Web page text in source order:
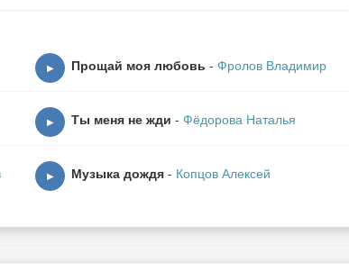
▶ Прощай моя любовь - Фролов Владимир
▶ Ты меня не жди - Фёдорова Наталья
▶ Музыка дождя - Копцов Алексей